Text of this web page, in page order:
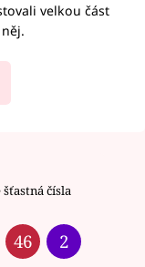
velkou část
šťastná čísla
46 2